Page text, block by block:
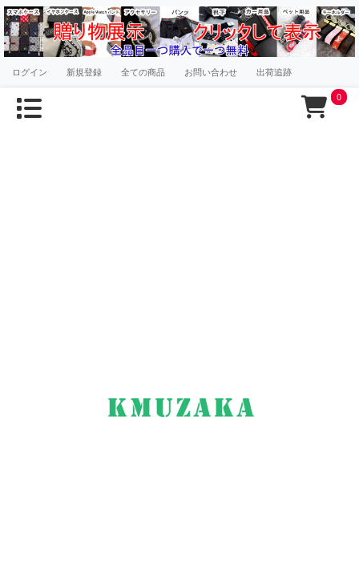
ログイン 新規登録 全ての商品 お問い合わせ 出荷追跡
0